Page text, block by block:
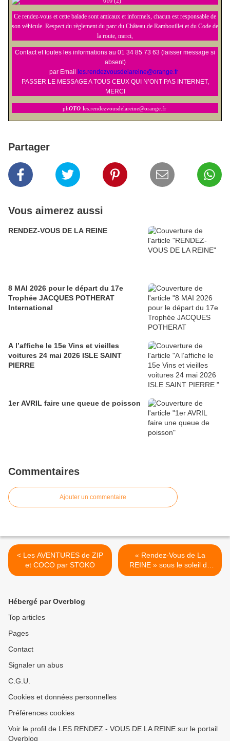
Ce rendez-vous et cette balade sont amicaux et informels, chacun est responsable de
son véhicule. Respect du règlement du parc du Château de Rambouillet et du Code de
la route, merci,
Contact et toutes les informations au 01 34 85 73 63 (laisser message si
absent)
par Email
les.rendezvousdelareine@orange.fr
PASSER LE MESSAGE A TOUS CEUX QUI N’ONT PAS INTERNET,
MERCI
phOTO les.rendezvousdelareine@orange.fr
Partager
Vous aimerez aussi
RENDEZ-VOUS DE LA REINE
8 MAI 2026 pour le départ du 17e
Trophée JACQUES POTHERAT
International
A l’affiche le 15e Vins et vieilles
voitures 24 mai 2026 ISLE SAINT
PIERRE
1er AVRIL faire une queue de poisson
Commentaires
Ajouter un commentaire
< Les AVENTURES de ZIP
et COCO par STOKO
« Rendez-Vous de La
REINE » sous le soleil du
parc du Château de
Hébergé par Overblog
Top articles
Pages
Contact
Signaler un abus
C.G.U.
Cookies et données personnelles
Préférences cookies
Voir le profil de LES RENDEZ - VOUS DE LA REINE sur le portail
Overblog